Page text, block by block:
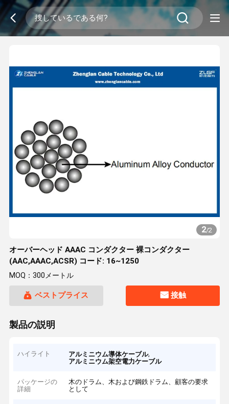
2/2
オーバーヘッド AAAC コンダクター 裸コンダクター
(AAC,AAAC,ACSR) コード: 16~1250
MOQ：300メートル
ベストプライス 接触
製品の説明
ハイライト アルミニウム導体ケーブル,
アルミニウム架空電力ケーブル
パッケージの
詳細
木のドラム、木および鋼鉄ドラム、顧客の要求
として